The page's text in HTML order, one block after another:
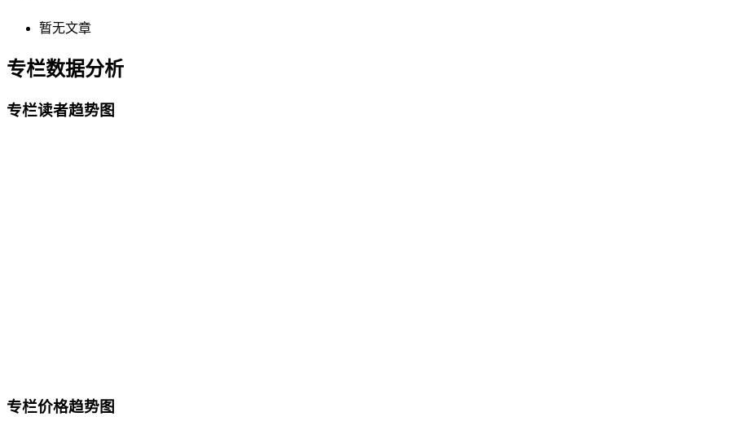
暂无文章
专栏数据分析
专栏读者趋势图
专栏价格趋势图